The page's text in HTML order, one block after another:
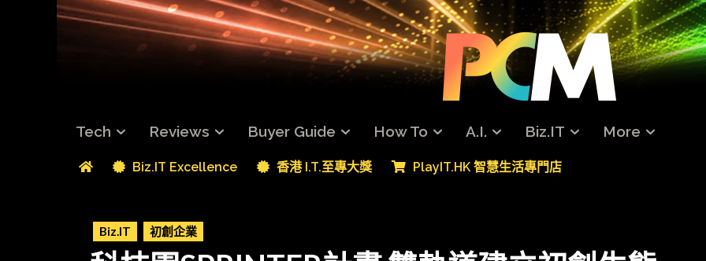
Tech Reviews Buyer Guide How To A.I. Biz.IT More
Biz.IT Excellence 香港 I.T.至專大獎 PlayIT.HK 智慧生活專門店
Biz.IT 初創企業